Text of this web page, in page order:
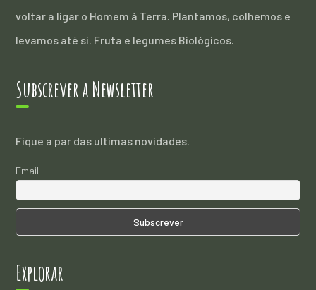
voltar a ligar o Homem à Terra. Plantamos, colhemos e
levamos até si. Fruta e legumes Biológicos.
Subscrever a Newsletter
Fique a par das ultimas novidades.
Email
Explorar